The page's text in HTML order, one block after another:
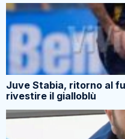
Juve Stabia, ritorno al
rivestire il gialloblù